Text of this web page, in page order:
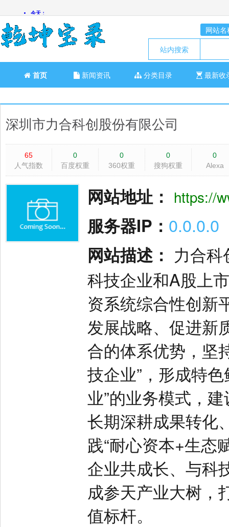
网站名
站内搜索
首页 新闻资讯 分类目录 最新收
深圳市力合科创股份有限公司
65
人气指数
0
百度权重
0
360权重
0
搜狗权重
0
Alexa
网站地址： https://
服务器IP： 0.0.0.0
网站描述： 力合
科技企业和A股上
资系统综合性创新
发展战略、促进新
合的体系优势，坚
技企业”，形成特
业”的业务模式，
长期深耕成果转化
践“耐心资本+生态
企业共成长、与科
成参天产业大树，
值标杆。